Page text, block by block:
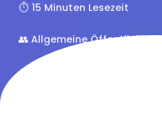
⏱️ 15 Minuten Lesezeit
👥 Allgemeine Öffentlichkeit
⭐ 4.8/5 (127 Bewertungen)